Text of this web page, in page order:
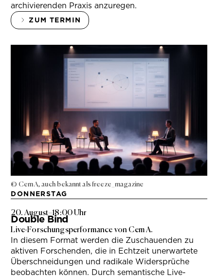
archivierenden Praxis anzuregen.
ZUM TERMIN
© Cem A, auch bekannt als freeze_magazine
DONNERSTAG
20. August–18:00 Uhr
Double Bind
Live-Forschungsperformance von Cem A.
In diesem Format werden die Zuschauenden zu
aktiven Forschenden, die in Echtzeit unerwartete
Überschneidungen und radikale Widersprüche
beobachten können. Durch semantische Live-